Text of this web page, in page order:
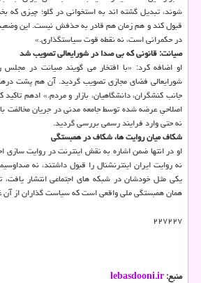
شوند، تبدیل گشته اند به استخوانی در گلو؛ چیزی که
قبول کند و هم زمان هم قادر به حذفش نیست. این
در حکمرانی است، نه نقطه قوت سیاستگذاری.»
صیانت: قانونی که بی صدا در شورایعالی تصویب شد
او اضافه کرد: «با افتخار می گویند صیانت در مجلس
شورایعالی فضای مجازی تصویب گردید. آن هم پشت
جانب کنشگران، دانشگاهیان، بازار و مردم.» ادهم
اصلاحیِ عرضه شده توسط جامعه مدنی در جریان مخالفت
نه حتی وارد فرایند رسمی بررسی گردید.
شکاف میان روایت ها، شکاف در همبستگی
او در انتها ضمن اشاره به نقش اینترنت در روایت سازی
نه روایت ایران اینترنشنال را قبول داشتند، نه
یکی مثل خودشان در شبکه های اجتماعی انتشار یافت،
همان همبستگی ملی واقعی است که سیاست گذاران از آن
۲۲۷۲۲۷
منبع:lebasdooni.ir